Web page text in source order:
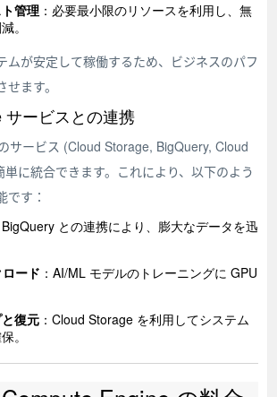
管理 ：必要最小限のリソースを利用し、無
。
ムが安定して稼働するため、ビジネスのパフ
ます。
ービスとの連携
サービス (Cloud Storage, BigQuery, Cloud
に統合できます。これにより、以下のよう
です：
との連携により、膨大なデータを迅
ード ：AI/ML モデルのトレーニングに GPU
復元 ：Cloud Storage を利用してシステム
。